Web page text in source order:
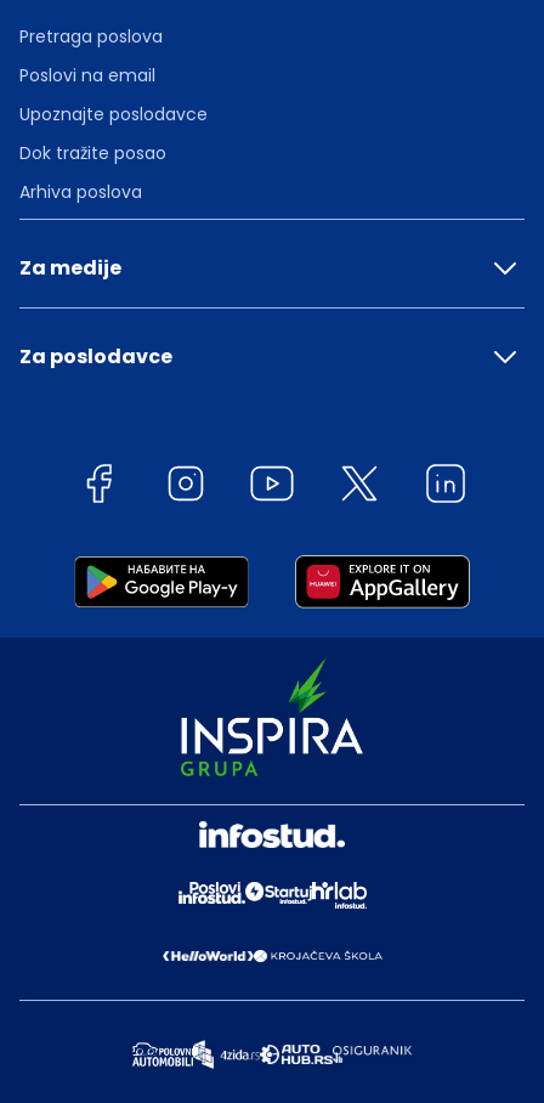
Pretraga poslova
Poslovi na email
Upoznajte poslodavce
Dok tražite posao
Arhiva poslova
Za medije
Za poslodavce